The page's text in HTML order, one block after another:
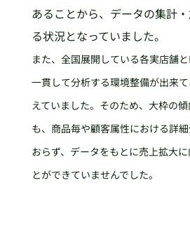
あることから、データの集計
る状況となっていました。
また、全国展開している各実店舗
一貫して分析する環境整備が出来
えていました。そのため、大枠の
も、商品毎や顧客属性における詳
おらず、データをもとに売上拡大
とができていませんでした。